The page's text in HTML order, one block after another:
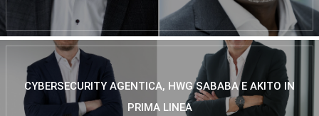
CYBERSECURITY AGENTICA, HWG SABABA E AKITO IN
PRIMA LINEA